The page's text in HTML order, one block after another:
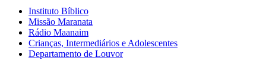
Instituto Bíblico
Missão Maranata
Rádio Maanaim
Crianças, Intermediários e Adolescentes
Departamento de Louvor